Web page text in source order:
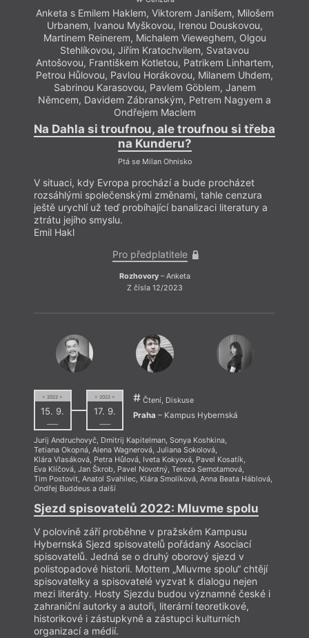
Anketa s Emilem Haklem, Viktorem Janišem, Milošem
Urbanem, Ivanou Myškovou, Irenou Douskovou,
Martinem Reinerem, Michalem Vieweghem, Olgou
Stehlíkovou, Jiřím Kratochvilem, Svatavou
Antošovou, Františkem Kotletou, Patrikem Linhartem,
Petrou Hůlovou, Pavlou Horákovou, Milanem Uhdem,
Sabrinou Karasovou, Pavlem Göblem, Janem
Němcem, Davidem Zábranským, Petrem Nagyem a
Ondřejem Maclem
Na Dahla si troufnou, ale troufnou si třeba
na Kunderu?
Ptá se Milan Ohnisko
V situaci, kdy Evropa prochází a bude procházet
rozsáhlými společenskými změnami, tahle cenzura
ještě urychlí už teď probíhající banalizaci literatury a
ztrátu jejího smyslu.
Emil Hakl
Pro předplatitele
Rozhovory– Anketa
Z čísla 12/2023
= 2022 =
15. 9.
––––
= 2022 =
17. 9.
––––
Čtení, Diskuse
Praha – Kampus Hybernská
Jurij Andruchovyč, Dmitrij Kapitelman,Sonya Koshkina,
Tetiana Okopná,Alena Wagnerová,Juliana Sokolová,
Klára Vlasáková, Petra Hůlová, Iveta Kokyová, Pavel Kosatík,
Eva Klíčová,Jan Škrob, Pavel Novotný,Tereza Semotamová,
Tim Postovit,Anatol Svahilec, Klára Smolíková,Anna Beata Háblová,
Ondřej Buddeus a další
Sjezd spisovatelů 2022: Mluvme spolu
V polovině září proběhne v pražském Kampusu
Hybernská Sjezd spisovatelů pořádaný Asociací
spisovatelů. Jedná se o druhý oborový sjezd v
polistopadové historii. Mottem „Mluvme spolu“ chtějí
spisovatelky a spisovatelé vyzvat k dialogu nejen
mezi literáty. Hosty Sjezdu budou významné české i
zahraniční autorky a autoři, literární teoretikové,
historikové i zástupkyně a zástupci kulturních
organizací a médií.